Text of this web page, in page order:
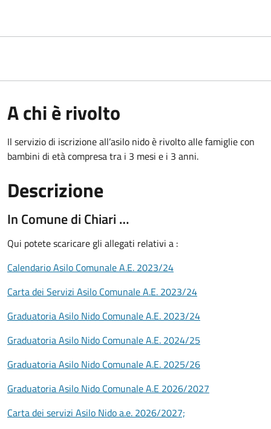
A chi è rivolto
Il servizio di iscrizione all’asilo nido è rivolto alle famiglie con
bambini di età compresa tra i 3 mesi e i 3 anni.
Descrizione
In Comune di Chiari …
Qui potete scaricare gli allegati relativi a :
Calendario Asilo Comunale A.E. 2023/24
Carta dei Servizi Asilo Comunale A.E. 2023/24
Graduatoria Asilo Nido Comunale A.E. 2023/24
Graduatoria Asilo Nido Comunale A.E. 2024/25
Graduatoria Asilo Nido Comunale A.E. 2025/26
Graduatoria Asilo Nido Comunale A.E 2026/2027
Carta dei servizi Asilo Nido a.e. 2026/2027;